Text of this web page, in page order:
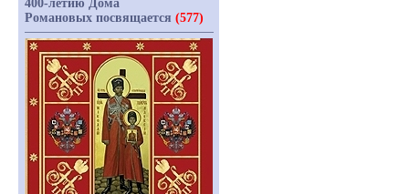
400-летию Дома
Романовых посвящается (577)